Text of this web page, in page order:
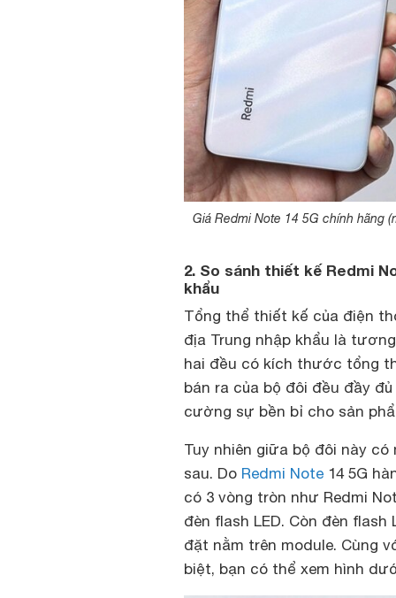
Giá Redmi Note 14 5G chính hãng
2. So sánh thiết kế Redmi
khẩu
Tổng thể thiết kế của điện
địa Trung nhập khẩu là
hai đều có kích thước tổng
bán ra của bộ đôi đều đầy
cường sự bền bỉ cho sản
Tuy nhiên giữa bộ đôi này
sau. Do Redmi Note 14 5G
có 3 vòng tròn như Redmi
đèn flash LED. Còn đèn
đặt nằm trên module. Cùng
biệt, bạn có thể xem hình